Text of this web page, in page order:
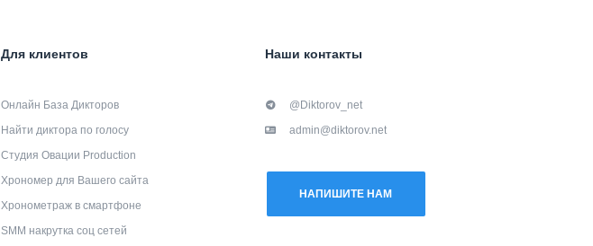
Для клиентов
Онлайн База Дикторов
Найти диктора по голосу
Студия Овации Production
Хрономер для Вашего сайта
Хронометраж в смартфоне
SMM накрутка соц сетей
Наши контакты
@Diktorov_net
admin@diktorov.net
НАПИШИТЕ НАМ